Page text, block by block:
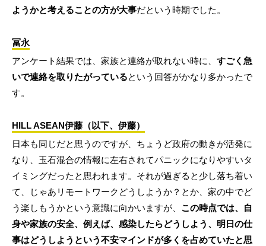
ようかと考えることの方が大事だという時期でした。
冨永
アンケート結果では、家族と連絡が取れない時に、 すごく急
いで連絡を取りたがっているという回答がかなり多かったで
す。
HILL ASEAN伊藤（以下、伊藤）
日本も同じだと思うのですが、ちょうど政府の動きが活発に
なり、玉石混合の情報に左右されてパニックになりやすいタ
イミングだったと思われます。それが過ぎると少し落ち着い
て、じゃあリモートワークどうしようか？とか、家の中でど
う楽しもうかという意識に向かいますが、 この時点では、自
身や家族の安全、例えば、感染したらどうしよう、明日の仕
事はどうしようという不安マインドが多くを占めていたと思